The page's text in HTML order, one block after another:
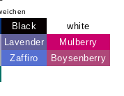
Black
white
Lavender
Mulberry
Zaffiro
Boysenberry